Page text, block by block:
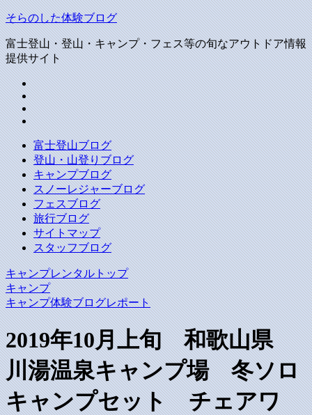
そらのした体験ブログ
富士登山・登山・キャンプ・フェス等の旬なアウトドア情報
提供サイト
富士登山ブログ
登山・山登りブログ
キャンプブログ
スノーレジャーブログ
フェスブログ
旅行ブログ
サイトマップ
スタッフブログ
キャンプレンタルトップ
キャンプ
キャンプ体験ブログレポート
2019年10月上旬 和歌山県
川湯温泉キャンプ場 冬ソロ
キャンプセット チェアワ